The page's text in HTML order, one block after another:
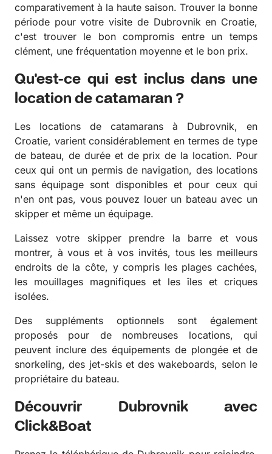
comparativement à la haute saison. Trouver la bonne
période pour votre visite de Dubrovnik en Croatie,
c'est trouver le bon compromis entre un temps
clément, une fréquentation moyenne et le bon prix.
Qu'est-ce qui est inclus dans une
location de catamaran ?
Les locations de catamarans à Dubrovnik, en
Croatie, varient considérablement en termes de type
de bateau, de durée et de prix de la location. Pour
ceux qui ont un permis de navigation, des locations
sans équipage sont disponibles et pour ceux qui
n'en ont pas, vous pouvez louer un bateau avec un
skipper et même un équipage.
Laissez votre skipper prendre la barre et vous
montrer, à vous et à vos invités, tous les meilleurs
endroits de la côte, y compris les plages cachées,
les mouillages magnifiques et les îles et criques
isolées.
Des suppléments optionnels sont également
proposés pour de nombreuses locations, qui
peuvent inclure des équipements de plongée et de
snorkeling, des jet-skis et des wakeboards, selon le
propriétaire du bateau.
Découvrir Dubrovnik avec
Click&Boat